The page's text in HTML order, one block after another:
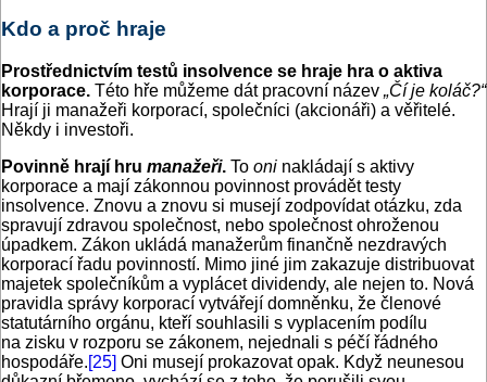
Kdo a proč hraje
Prostřednictvím testů insolvence se hraje hra o aktiva
korporace. Této hře můžeme dát pracovní název „Čí je koláč?“
Hrají ji manažeři korporací, společníci (akcionáři) a věřitelé.
Někdy i investoři.
Povinně hrají hru manažeři. To oni nakládají s aktivy
korporace a mají zákonnou povinnost provádět testy
insolvence. Znovu a znovu si musejí zodpovídat otázku, zda
spravují zdravou společnost, nebo společnost ohroženou
úpadkem. Zákon ukládá manažerům finančně nezdravých
korporací řadu povinností. Mimo jiné jim zakazuje distribuovat
majetek společníkům a vyplácet dividendy, ale nejen to. Nová
pravidla správy korporací vytvářejí domněnku, že členové
statutárního orgánu, kteří souhlasili s vyplacením podílu
na zisku v rozporu se zákonem, nejednali s péčí řádného
hospodáře.[25] Oni musejí prokazovat opak. Když neunesou